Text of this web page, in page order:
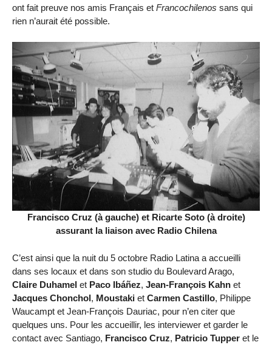
ont fait preuve nos amis Français et Francochilenos sans qui
rien n’aurait été possible.
Francisco Cruz (à gauche) et Ricarte Soto (à droite)
assurant la liaison avec Radio Chilena
C’est ainsi que la nuit du 5 octobre Radio Latina a accueilli
dans ses locaux et dans son studio du Boulevard Arago,
Claire Duhamel et Paco Ibáñez, Jean-François Kahn et
Jacques Chonchol, Moustaki et Carmen Castillo, Philippe
Waucampt et Jean-François Dauriac, pour n’en citer que
quelques uns. Pour les accueillir, les interviewer et garder le
contact avec Santiago, Francisco Cruz, Patricio Tupper et le